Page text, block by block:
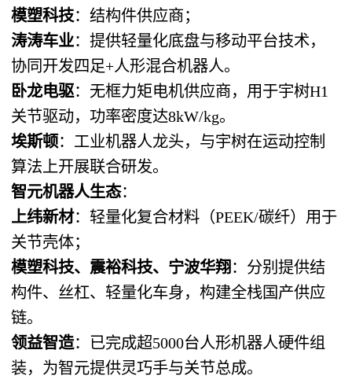
模塑科技：结构件供应商；
涛涛车业：提供轻量化底盘与移动平台技术，
协同开发四足+人形混合机器人。
卧龙电驱：无框力矩电机供应商，用于宇树H1
关节驱动，功率密度达8kW/kg。
埃斯顿：工业机器人龙头，与宇树在运动控制
算法上开展联合研发。
智元机器人生态：
上纬新材：轻量化复合材料（PEEK/碳纤）用于
关节壳体；
模塑科技、震裕科技、宁波华翔 ：分别提供结
构件、丝杠、轻量化车身，构建全栈国产供应
链。
领益智造：已完成超5000台人形机器人硬件组
装，为智元提供灵巧手与关节总成。